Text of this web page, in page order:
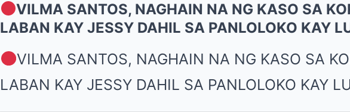
VILMA SANTOS, NAGHAIN NA NG KASO SA
LABAN KAY JESSY DAHIL SA PANLOLOKO KAY
VILMA SANTOS, NAGHAIN NA NG KASO SA
LABAN KAY JESSY DAHIL SA PANLOLOKO KAY